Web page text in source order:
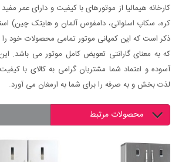
کارخانه هیمالیا از موتورهای با کیفیت و دارای عمر
کره، سکاپ اسلوانی، دامفوس آلمان و هایتک چین)
که به معنای گارانتی تعویض کامل موتور می باشد.
آسوده و اعتماد شما مشتریان گرامی به کالای با
لذت بخش و به صرفه را برای شما به ارمغان می آورد.
محصولات مرتبط